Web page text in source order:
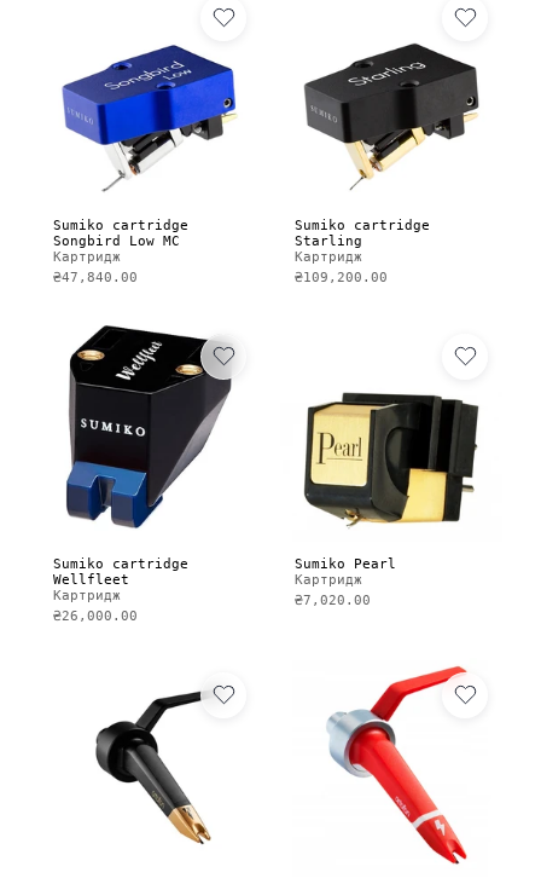
Sumiko cartridge
Songbird Low MC
Картридж
₴47,840.00
Sumiko cartridge
Starling
Картридж
₴109,200.00
Sumiko cartridge
Wellfleet
Картридж
₴26,000.00
Sumiko Pearl
Картридж
₴7,020.00